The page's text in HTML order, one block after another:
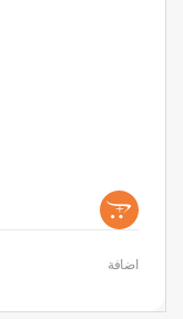
+
اضافة